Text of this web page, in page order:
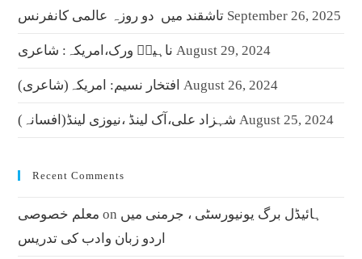
تاشقند میں دو روزہ عالمی کانفرنس September 26, 2025
ناہیدؔ ورک،امریکہ: شاعری August 29, 2024
افتخار نسیم: امریکہ(شاعری) August 26, 2024
شہزاد علی،آک لینڈ ،نیوزی لینڈ(افسانہ) August 25, 2024
Recent Comments
معلم خصوصی on ہائیڈل برگ یونیورسٹی ، جرمنی میں
اردو زبان وادب کی تدریس